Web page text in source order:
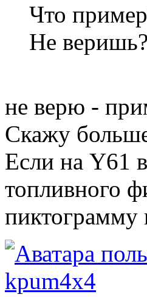
Что
Не веришь?
не верю -
Скажу
Если на Y61
топливного
пиктограмму
kpum4x4